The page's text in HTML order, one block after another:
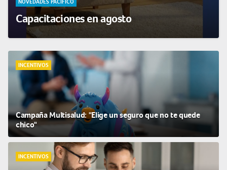
NOVEDADES PACÍFICO
Capacitaciones en agosto
INCENTIVOS
Campaña Multisalud: "Elige un seguro que no te quede
chico"
INCENTIVOS